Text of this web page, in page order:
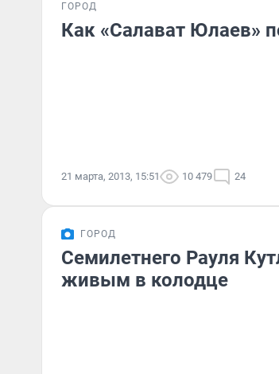
ГОРОД
Как «Салават Юлаев»
21 марта, 2013, 15:51 10 479 24
ГОРОД
Семилетнего Рауля
живым в колодце